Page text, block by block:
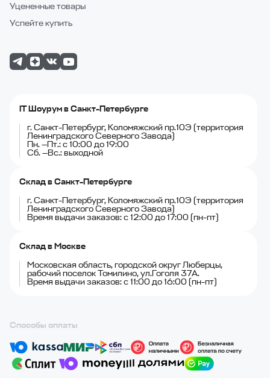
Уцененные товары
Успейте купить
IT Шоурум в Санкт-Петербурге
г. Санкт-Петербург, Коломяжский пр.10Э (территория
Ленинградского Северного Завода)
Пн. —Пт.: с 10:00 до 19:00
Сб. —Вс.: выходной
Склад в Санкт-Петербурге
г. Санкт-Петербург, Коломяжский пр.10Э (территория
Ленинградского Северного Завода)
Время выдачи заказов: с 12:00 до 17:00 (пн-пт)
Склад в Москве
Московская область, городской округ Люберцы,
рабочий поселок Томилино, ул.Гоголя 37А.
Время выдачи заказов: с 11:00 до 16:00 (пн-пт)
Способы оплаты